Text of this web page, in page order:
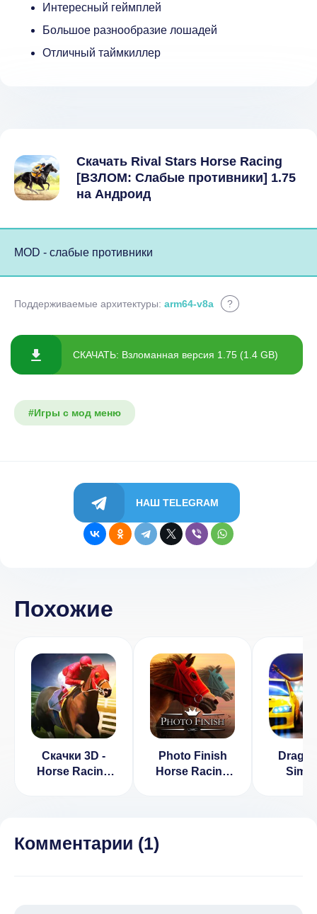
Интересный геймплей
Большое разнообразие лошадей
Отличный таймкиллер
Скачать Rival Stars Horse Racing
[ВЗЛОМ: Слабые противники] 1.75
на Андроид
MOD - слабые противники
Поддерживаемые архитектуры: arm64-v8a ?
СКАЧАТЬ: Взломанная версия 1.75 (1.4 GB)
#Игры с мод меню
НАШ TELEGRAM
Похожие
Скачки 3D -
Horse Racing
Photo Finish
Horse Racing
Drag
Комментарии (1)